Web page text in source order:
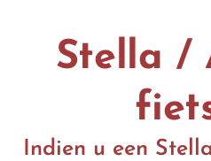
Stella /
Indien u een